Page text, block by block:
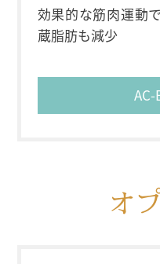
効果的な筋肉運動
蔵脂肪も減少
AC-
オ